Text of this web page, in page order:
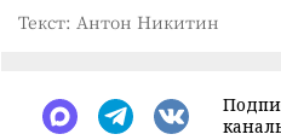
Текст: Антон Никитин